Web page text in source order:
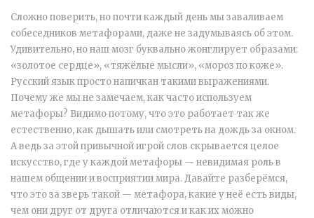
Сложно поверить, но почти каждый день мы заваливаем
собеседников метафорами, даже не задумываясь об этом.
Удивительно, но наш мозг буквально жонглирует образами:
«золотое сердце», «тяжёлые мысли», «мороз по коже».
Русский язык просто напичкан такими выражениями.
Почему же мы не замечаем, как часто используем
метафоры? Видимо потому, что это работает так же
естественно, как дышать или смотреть на дождь за окном.
А ведь за этой привычной игрой слов скрывается целое
искусство, где у каждой метафоры — невидимая роль в
нашем общении и восприятии мира. Давайте разберёмся,
что это за зверь такой — метафора, какие у неё есть виды,
чем они друг от друга отличаются и как их можно